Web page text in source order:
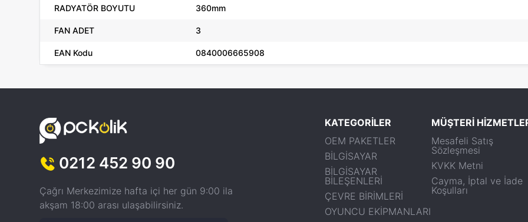
RADYATÖR BOYUTU 360mm
FAN ADET 3
EAN Kodu 0840006665908
0212 452 90 90
Çağrı Merkezimize hafta içi her gün 9:00 ila
akşam 18:00 arası ulaşabilirsiniz.
KATEGORİLER
OEM PAKETLER
BİLGİSAYAR
BİLGİSAYAR
BİLEŞENLERİ
ÇEVRE BİRİMLERİ
OYUNCU EKİPMANLARI
MÜŞTERİ
Mesafeli Satış
Sözleşmesi
KVKK Metni
Cayma, İptal ve İade
Koşulları